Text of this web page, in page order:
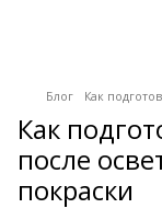
Блог Как
Как
после
покраски